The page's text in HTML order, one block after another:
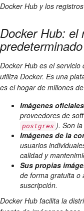
Docker Hub y los
Docker Hub: el
predeterminado
Docker Hub es el
utiliza Docker. Es una
es el hogar de millones
Imágenes oficiales
proveedores de
postgres ). Son
Imágenes de la
usuarios
calidad y
Sus propias
de forma gratuita o
suscripción.
Docker Hub facilita la